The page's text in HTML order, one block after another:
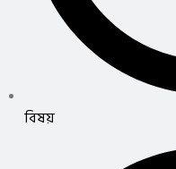
বিষয়